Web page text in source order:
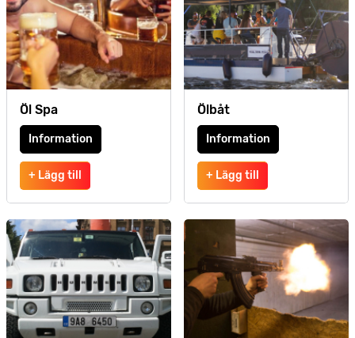
Öl Spa
Information
+ Lägg till
Ölbåt
Information
+ Lägg till